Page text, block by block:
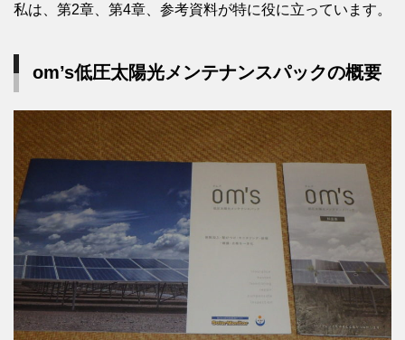
私は、第2章、第4章、参考資料が特に役に立っています。
om’s低圧太陽光メンテナンスパックの概要